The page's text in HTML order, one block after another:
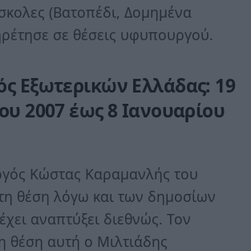
(Βατοπέδι, Δομημένα
σε θέσεις υφυπουργού.
Εξωτερικών Ελλάδας: 19
2007 έως 8 Ιανουαρίου
Κώστας Καραμανλής του
θέση λόγω και των δημοσίων
αναπτύξει διεθνώς. Τον
θέση αυτή ο Μιλτιάδης